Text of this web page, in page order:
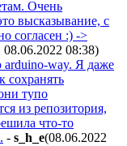
Очень
высказывание, с
согласен :) ->
08.06.2022 08:38)
arduino-way. Я даже
сохранять
тупо
из репозитория,
что-то
- s_h_e(08.06.2022